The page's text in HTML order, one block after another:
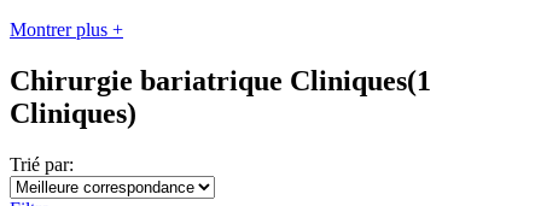
Montrer plus +
Chirurgie bariatrique Cliniques(1
Cliniques)
Trié par: